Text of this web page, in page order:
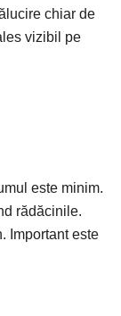
chiar de
vizibil pe
este minim.
rădăcinile.
Important este